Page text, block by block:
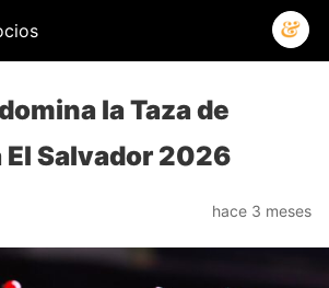
la Taza de
Salvador 2026
hace 3 meses